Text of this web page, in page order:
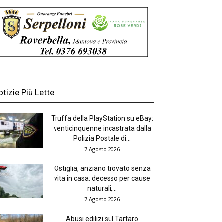
Più Lette
Truffa della PlayStation su eBay:
venticinquenne incastrata dalla
Polizia Postale di...
7 Agosto 2026
Ostiglia, anziano trovato senza
vita in casa: decesso per cause
naturali,...
7 Agosto 2026
Abusi edilizi sul Tartaro